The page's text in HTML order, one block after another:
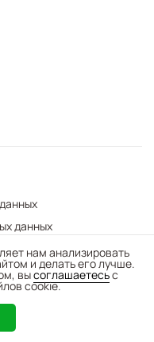
нам анализировать
и делать его лучше.
высоглашаетесьс
cookie.
корзину
данных